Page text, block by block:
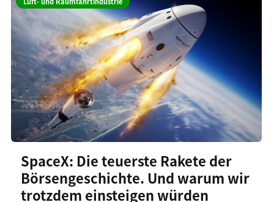
SpaceX: Die teuerste Rakete der
Börsengeschichte. Und warum wir
trotzdem einsteigen würden